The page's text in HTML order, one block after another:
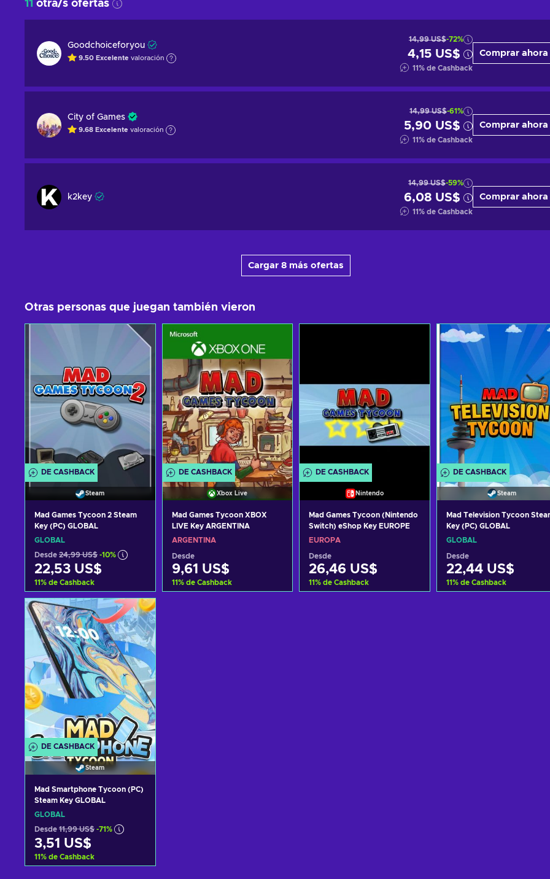
11 otra/s ofertas
Goodchoiceforyou
9.50 Excelente valoración
14,99 US$-72%
4,15 US$
11% de Cashback
Comprar ahora
City of Games
9.68 Excelente valoración
14,99 US$-61%
5,90 US$
11% de Cashback
Comprar ahora
k2key
14,99 US$-59%
6,08 US$
11% de Cashback
Comprar ahora
Cargar 8 más ofertas
Otras personas que juegan también vieron
DE CASHBACK
Steam
Mad Games Tycoon 2 Steam
Key (PC) GLOBAL
GLOBAL
Desde 24,99 US$ -10%
22,53 US$
11% de Cashback
Añadir al carrito
Ver ofertas
DE CASHBACK
Xbox Live
Mad Games Tycoon XBOX
LIVE Key ARGENTINA
ARGENTINA
Desde
9,61 US$
11% de Cashback
DE CASHBACK
Nintendo
Mad Games Tycoon (Nintendo
Switch) eShop Key EUROPE
EUROPA
Desde
26,46 US$
11% de Cashback
DE CASHBACK
Steam
Mad Television Tycoon
Key (PC) GLOBAL
GLOBAL
Desde
22,44 US$
11% de Cashback
DE CASHBACK
Steam
Mad Smartphone Tycoon (PC)
Steam Key GLOBAL
GLOBAL
Desde 11,99 US$ -71%
3,51 US$
11% de Cashback